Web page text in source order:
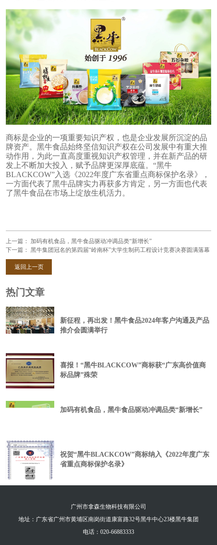
商标是企业的一项重要知识产权，也是企业发展所沉淀的品
牌资产。黑牛食品始终坚信知识产权在公司发展中有重大推
动作用，为此一直高度重视知识产权管理，并在新产品的研
发上不断加大投入，赋予品牌更深厚底蕴。“黑牛
BLACKCOW”入选《2022年度广东省重点商标保护名录》，
一方面代表了黑牛品牌实力再获多方肯定，另一方面也代表
了黑牛食品在市场上绽放生机活力。
上一篇：
加码有机食品，黑牛食品驱动冲调品类“新增长”
下一篇： 黑牛集团冠名的第四届“岭南杯”大学生制药工程设计竞赛决赛圆满落幕
返回上一页
热门文章
新征程，再出发！黑牛食品2024年客户沟通及产品
推介会圆满举行
喜报！“黑牛BLACKCOW”商标获“广东高价值商
标品牌”殊荣
加码有机食品，黑牛食品驱动冲调品类“新增长”
祝贺“黑牛BLACKCOW”商标纳入《2022年度广东
省重点商标保护名录》
广州市拿森生物科技有限公司
地址：广东省广州市黄埔区南岗街道康富路32号黑牛中心23楼黑牛集团
电话：020-66883333